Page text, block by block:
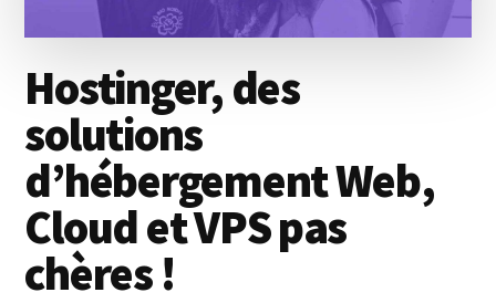
meilleurs
marketing
Hostinger, des
solutions
d’hébergement Web,
Cloud et VPS pas
chères !